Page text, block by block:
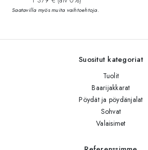
Saatavilla myös muita vaihtoehtoja.
Suositut kategoriat
Tuolit
Baarijakkarat
Pöydät ja pöydänjalat
Sohvat
Valaisimet